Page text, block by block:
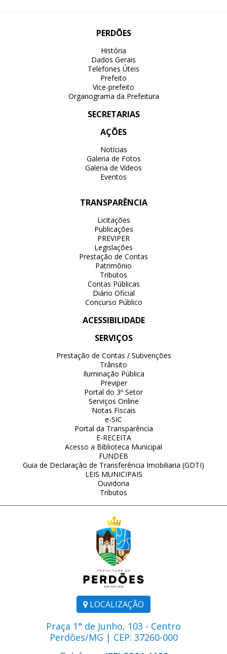
LOCALIZAÇÃO
Praça 1° de Junho, 103 - Centro
Perdões/MG | CEP: 37260-000
PERDÕES
História
Dados Gerais
Telefones Úteis
Prefeito
Vice-prefeito
Organograma da Prefeitura
SECRETARIAS
AÇÕES
Notícias
Galeria de Fotos
Galeria de Vídeos
Eventos
TRANSPARÊNCIA
Licitações
Publicações
PREVIPER
Legislações
Prestação de Contas
Patrimônio
Tributos
Contas Públicas
Diário Oficial
Concurso Público
ACESSIBILIDADE
SERVIÇOS
Prestação de Contas / Subvenções
Trânsito
Iluminação Pública
Previper
Portal do 3º Setor
Serviços Online
Notas Fiscais
e-SIC
Portal da Transparência
E-RECEITA
Acesso a Biblioteca Municipal
FUNDEB
Guia de Declaração de Transferência Imobiliaria (GDTI)
LEIS MUNICIPAIS
Ouvidoria
Tributos